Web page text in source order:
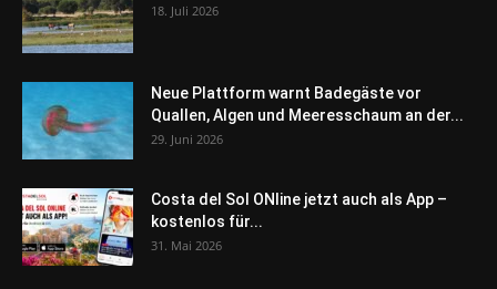
18. Juli 2026
Neue Plattform warnt Badegäste vor
Quallen, Algen und Meeresschaum an der...
29. Juni 2026
Costa del Sol ONline jetzt auch als App –
kostenlos für...
31. Mai 2026